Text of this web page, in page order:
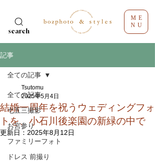
search
ME
NU
記事
全ての記事
七五三撮影
お宮参り
ファミリーフォト
ドレス 前撮り
全ての記事
結婚一周年を祝うウェディングフォ
トを、小石川後楽園の新緑の中で
Tsutomu
2025年5月4日
更新日： 2025年8月12日